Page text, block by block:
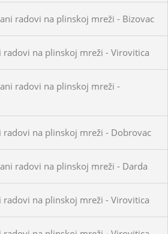
radovi na plinskoj mreži - Bizovac
na plinskoj mreži - Virovitica
radovi na plinskoj mreži -
na plinskoj mreži - Dobrovac
radovi na plinskoj mreži - Darda
na plinskoj mreži - Virovitica